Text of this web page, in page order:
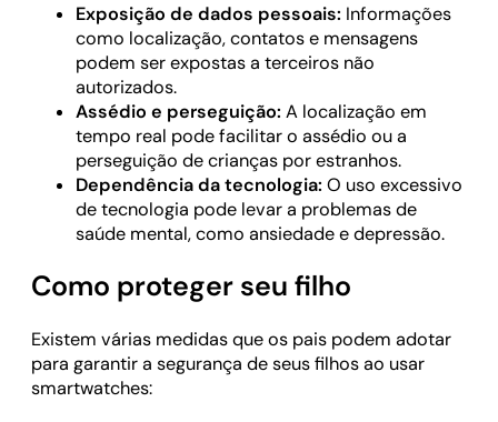
Exposição de dados pessoais: Informações
como localização, contatos e mensagens
podem ser expostas a terceiros não
autorizados.
Assédio e perseguição: A localização em
tempo real pode facilitar o assédio ou a
perseguição de crianças por estranhos.
Dependência da tecnologia: O uso excessivo
de tecnologia pode levar a problemas de
saúde mental, como ansiedade e depressão.
Como proteger seu filho
Existem várias medidas que os pais podem adotar
para garantir a segurança de seus filhos ao usar
smartwatches: